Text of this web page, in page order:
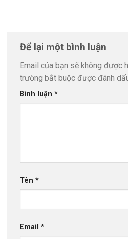
Để lại một bình luận
Email của bạn sẽ không được
trường bắt buộc được đánh
Bình luận *
Tên *
Email *